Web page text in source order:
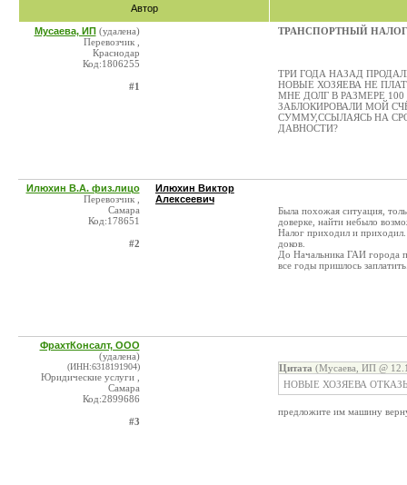
Автор
Мусаева, ИП (удалена)
Перевозчик ,
Краснодар
Код:1806255
#1
ТРАНСПОРТНЫЙ НАЛОГ
ТРИ ГОДА НАЗАД
НОВЫЕ ХОЗЯЕВА НЕ
МНЕ ДОЛГ В РАЗМЕРЕ
ЗАБЛОКИРОВАЛИ МОЙ
СУММУ,ССЫЛАЯСЬ НА
ДАВНОСТИ?
Илюхин В.А. физ.лицо
Перевозчик ,
Самара
Код:178651
#2
Илюхин Виктор
Алексеевич
Была похожая ситуация,
доверке, найти небыло
Налог приходил и
доков.
До Начальника ГАИ города
все годы пришлось
ФрахтКонсалт, ООО
(удалена)
(ИНН:6318191904)
Юридические услуги ,
Самара
Код:2899686
#3
Цитата (Мусаева, ИП @
НОВЫЕ ХОЗЯЕВА
предложите им машину